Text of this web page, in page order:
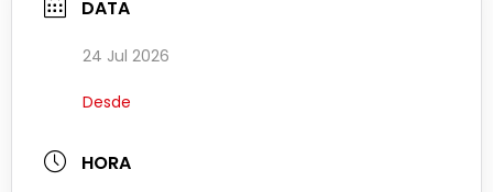
DATA
24 Jul 2026
Desde
HORA